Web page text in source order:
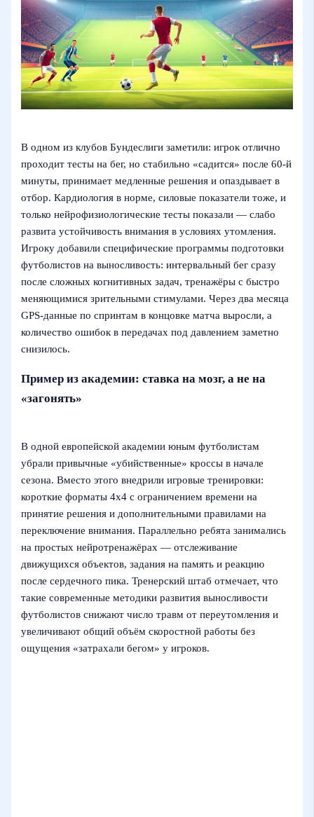
В одном из клубов Бундеслиги заметили: игрок отлично
проходит тесты на бег, но стабильно «садится» после 60‑й
минуты, принимает медленные решения и опаздывает в
отбор. Кардиология в норме, силовые показатели тоже, и
только нейрофизиологические тесты показали — слабо
развита устойчивость внимания в условиях утомления.
Игроку добавили специфические программы подготовки
футболистов на выносливость: интервальный бег сразу
после сложных когнитивных задач, тренажёры с быстро
меняющимися зрительными стимулами. Через два месяца
GPS‑данные по спринтам в концовке матча выросли, а
количество ошибок в передачах под давлением заметно
снизилось.
Пример из академии: ставка на мозг, а не на
«загонять»
В одной европейской академии юным футболистам
убрали привычные «убийственные» кроссы в начале
сезона. Вместо этого внедрили игровые тренировки:
короткие форматы 4х4 с ограничением времени на
принятие решения и дополнительными правилами на
переключение внимания. Параллельно ребята занимались
на простых нейротренажёрах — отслеживание
движущихся объектов, задания на память и реакцию
после сердечного пика. Тренерский штаб отмечает, что
такие современные методики развития выносливости
футболистов снижают число травм от переутомления и
увеличивают общий объём скоростной работы без
ощущения «затрахали бегом» у игроков.